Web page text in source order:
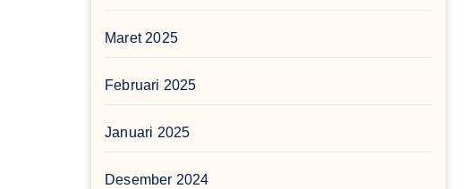
Maret 2025
Februari 2025
Januari 2025
Desember 2024